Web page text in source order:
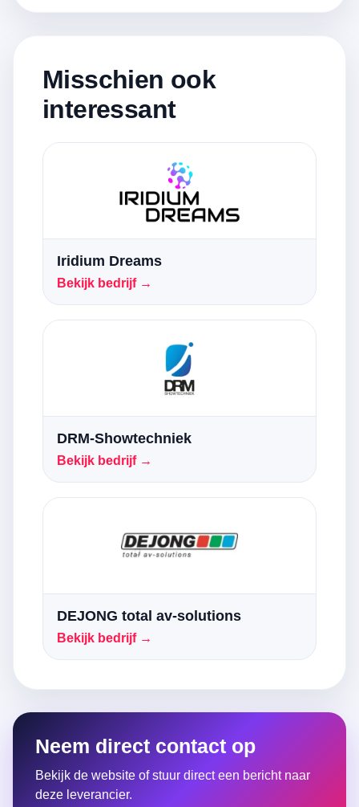
Misschien ook
interessant
Iridium Dreams
Bekijk bedrijf →
DRM-Showtechniek
Bekijk bedrijf →
DEJONG total av-solutions
Bekijk bedrijf →
Neem direct contact op
Bekijk de website of stuur direct een bericht naar
deze leverancier.